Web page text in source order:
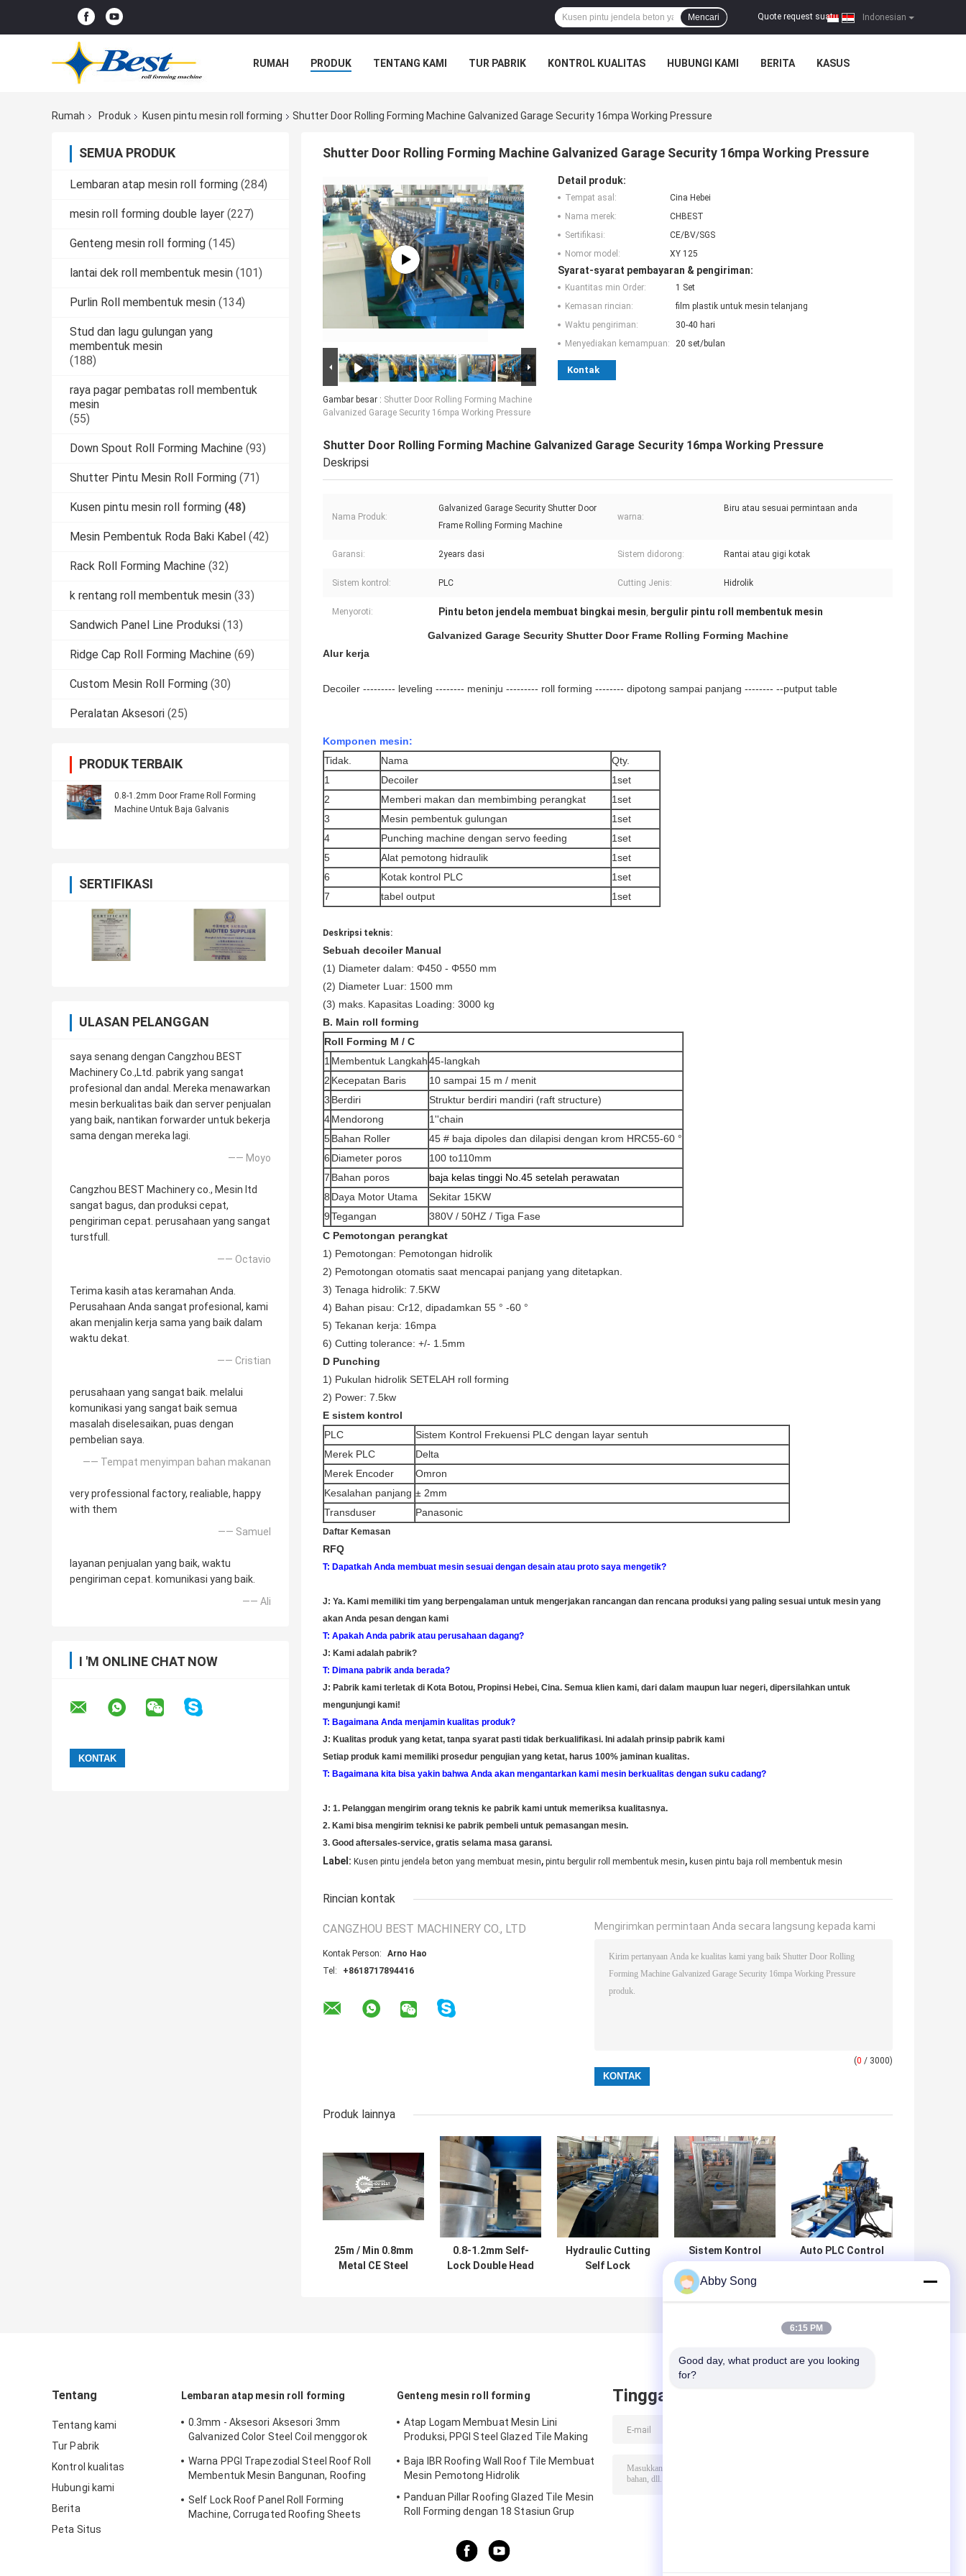
Indonesian
Quote request suatu |
Mencari
RUMAH PRODUK TENTANG KAMI TUR PABRIK KONTROL KUALITAS HUBUNGI KAMI BERITA KASUS
Rumah Produk Kusen pintu mesin roll forming Shutter Door Rolling Forming Machine Galvanized Garage Security 16mpa Working Pressure
SEMUA PRODUK
Lembaran atap mesin roll forming (284)
mesin roll forming double layer (227)
Genteng mesin roll forming (145)
lantai dek roll membentuk mesin (101)
Purlin Roll membentuk mesin (134)
Stud dan lagu gulungan yang
membentuk mesin
(188)
raya pagar pembatas roll membentuk
mesin
(55)
Down Spout Roll Forming Machine (93)
Shutter Pintu Mesin Roll Forming (71)
Kusen pintu mesin roll forming (48)
Mesin Pembentuk Roda Baki Kabel (42)
Rack Roll Forming Machine (32)
k rentang roll membentuk mesin (33)
Sandwich Panel Line Produksi (13)
Ridge Cap Roll Forming Machine (69)
Custom Mesin Roll Forming (30)
Peralatan Aksesori (25)
PRODUK TERBAIK
0.8-1.2mm Door Frame Roll Forming
Machine Untuk Baja Galvanis
SERTIFIKASI
ULASAN PELANGGAN
saya senang dengan Cangzhou BEST
Machinery Co.,Ltd. pabrik yang sangat
profesional dan andal. Mereka menawarkan
mesin berkualitas baik dan server penjualan
yang baik, nantikan forwarder untuk bekerja
sama dengan mereka lagi.
—— Moyo
Cangzhou BEST Machinery co., Mesin ltd
sangat bagus, dan produksi cepat,
pengiriman cepat. perusahaan yang sangat
turstfull.
—— Octavio
Terima kasih atas keramahan Anda.
Perusahaan Anda sangat profesional, kami
akan menjalin kerja sama yang baik dalam
waktu dekat.
—— Cristian
perusahaan yang sangat baik. melalui
komunikasi yang sangat baik semua
masalah diselesaikan, puas dengan
pembelian saya.
—— Tempat menyimpan bahan makanan
very professional factory, realiable, happy
with them
—— Samuel
layanan penjualan yang baik, waktu
pengiriman cepat. komunikasi yang baik.
—— Ali
I 'M ONLINE CHAT NOW
Shutter Door Rolling Forming Machine Galvanized Garage Security 16mpa Working Pressure
Gambar besar : Shutter Door Rolling Forming Machine
Galvanized Garage Security 16mpa Working Pressure
Detail produk:
Tempat asal:
Cina Hebei
Nama merek:
CHBEST
Sertifikasi:
CE/BV/SGS
Nomor model:
XY 125
Syarat-syarat pembayaran & pengiriman:
Kuantitas min Order:
1 Set
Kemasan rincian:
film plastik untuk mesin telanjang
Waktu pengiriman:
30-40 hari
Menyediakan kemampuan:
20 set/bulan
Kontak
Shutter Door Rolling Forming Machine Galvanized Garage Security 16mpa Working Pressure
Deskripsi
Nama Produk:
Galvanized Garage Security Shutter Door
Frame Rolling Forming Machine
warna:
Biru atau sesuai permintaan anda
Garansi: 2years dasi Sistem didorong: Rantai atau gigi kotak
Sistem kontrol: PLC Cutting Jenis: Hidrolik
Menyoroti: Pintu beton jendela membuat bingkai mesin, bergulir pintu roll membentuk mesin
Galvanized Garage Security Shutter Door Frame Rolling Forming Machine
Alur kerja
Decoiler --------- leveling -------- meninju --------- roll forming -------- dipotong sampai panjang -------- --putput table
Komponen mesin:
Tidak.
Nama
Qty.
1
Decoiler
1set
2
Memberi makan dan membimbing perangkat
1set
3
Mesin pembentuk gulungan
1set
4
Punching machine dengan servo feeding
1set
5
Alat pemotong hidraulik
1set
6
Kotak kontrol PLC
1set
7
tabel output 1set
Deskripsi teknis:
Sebuah decoiler Manual
(1) Diameter dalam: Φ450 - Φ550 mm
(2) Diameter Luar: 1500 mm
(3) maks. Kapasitas Loading: 3000 kg
B. Main roll forming
Roll Forming M / C
1 Membentuk Langkah45-langkah
2 Kecepatan Baris
10 sampai 15 m / menit
3 Berdiri
Struktur berdiri mandiri (raft structure)
4Mendorong
1''chain
5Bahan Roller
45 # baja dipoles dan dilapisi dengan krom HRC55-60 °
6 Diameter poros
100 to110mm
7 Bahan poros
baja kelas tinggi No.45 setelah perawatan
8 Daya Motor Utama
Sekitar 15KW
9Tegangan
380V / 50HZ / Tiga Fase
C Pemotongan perangkat
1) Pemotongan: Pemotongan hidrolik
2) Pemotongan otomatis saat mencapai panjang yang ditetapkan.
3) Tenaga hidrolik: 7.5KW
4) Bahan pisau: Cr12, dipadamkan 55 ° -60 °
5) Tekanan kerja: 16mpa
6) Cutting tolerance: +/- 1.5mm
D Punching
1) Pukulan hidrolik SETELAH roll forming
2) Power: 7.5kw
E sistem kontrol
PLC
Sistem Kontrol Frekuensi PLC dengan layar sentuh
Merek PLC
Delta
Merek Encoder
Omron
Kesalahan panjang ± 2mm
Transduser
Panasonic
Daftar Kemasan
RFQ
T: Dapatkah Anda membuat mesin sesuai dengan desain atau proto saya mengetik?
J: Ya. Kami memiliki tim yang berpengalaman untuk mengerjakan rancangan dan rencana produksi yang paling sesuai untuk mesin yang
akan Anda pesan dengan kami
T: Apakah Anda pabrik atau perusahaan dagang?
J: Kami adalah pabrik?
T: Dimana pabrik anda berada?
J: Pabrik kami terletak di Kota Botou, Propinsi Hebei, Cina. Semua klien kami, dari dalam maupun luar negeri, dipersilahkan untuk
mengunjungi kami!
T: Bagaimana Anda menjamin kualitas produk?
J: Kualitas produk yang ketat, tanpa syarat pasti tidak berkualifikasi. Ini adalah prinsip pabrik kami
Setiap produk kami memiliki prosedur pengujian yang ketat, harus 100% jaminan kualitas.
T: Bagaimana kita bisa yakin bahwa Anda akan mengantarkan kami mesin berkualitas dengan suku cadang?
J: 1. Pelanggan mengirim orang teknis ke pabrik kami untuk memeriksa kualitasnya.
2. Kami bisa mengirim teknisi ke pabrik pembeli untuk pemasangan mesin.
3. Good aftersales-service, gratis selama masa garansi.
Label: Kusen pintu jendela beton yang membuat mesin, pintu bergulir roll membentuk mesin, kusen pintu baja roll membentuk mesin
Rincian kontak
CANGZHOU BEST MACHINERY CO., LTD
Kontak Person:
Arno Hao
Tel:
+8618717894416
Mengirimkan permintaan Anda secara langsung kepada kami
(0 / 3000)
Produk lainnya
25m / Min 0.8mm
Metal CE Steel
0.8-1.2mm Self-
Lock Double Head
Hydraulic Cutting
Self Lock
Sistem Kontrol
Baja Galvanized
Self Lock Door
Auto PLC Control
Tentang
Tentang kami
Tur Pabrik
Kontrol kualitas
Hubungi kami
Berita
Peta Situs
Lembaran atap mesin roll forming
0.3mm - Aksesori Aksesori 3mm
Galvanized Color Steel Coil menggorok
Warna PPGI Trapezodial Steel Roof Roll
Membentuk Mesin Bangunan, Roofing
Self Lock Roof Panel Roll Forming
Machine, Corrugated Roofing Sheets
Genteng mesin roll forming
Atap Logam Membuat Mesin Lini
Produksi, PPGI Steel Glazed Tile Making
Baja IBR Roofing Wall Roof Tile Membuat
Mesin Pemotong Hidrolik
Panduan Pillar Roofing Glazed Tile Mesin
Roll Forming dengan 18 Stasiun Grup
Tinggalkan pesan
Abby Song
6:15 PM
Good day, what product are you looking
for?